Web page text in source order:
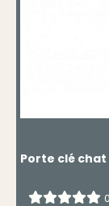
Porte clé chat